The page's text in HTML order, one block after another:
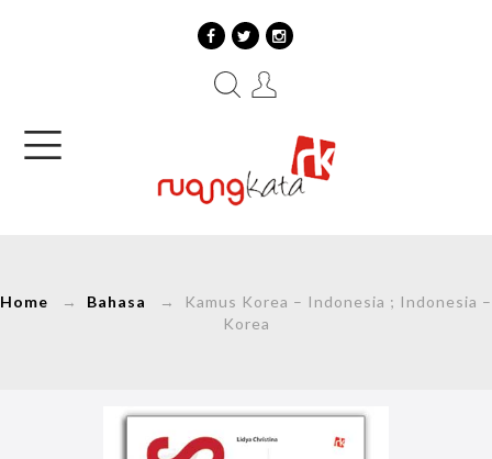
Home → Bahasa
→ Kamus Korea – Indonesia ; Indonesia –
Korea